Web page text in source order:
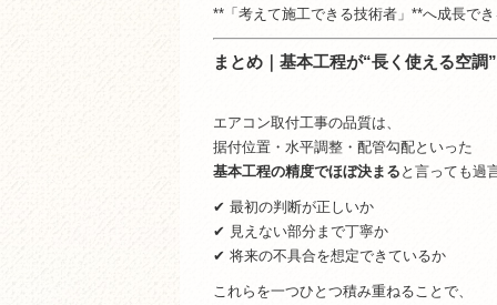
**「考えて施工できる技術者」**へ成長で
まとめ｜基本工程が“長く使える空調
エアコン取付工事の品質は、
据付位置・水平調整・配管勾配といった
基本工程の精度でほぼ決まる と言っても過
✔ 最初の判断が正しいか
✔ 見えない部分まで丁寧か
✔ 将来の不具合を想定できているか
これらを一つひとつ積み重ねることで、